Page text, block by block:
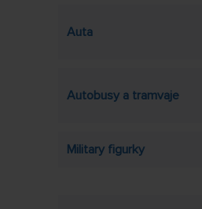
Auta
Autobusy a tramvaje
Military figurky